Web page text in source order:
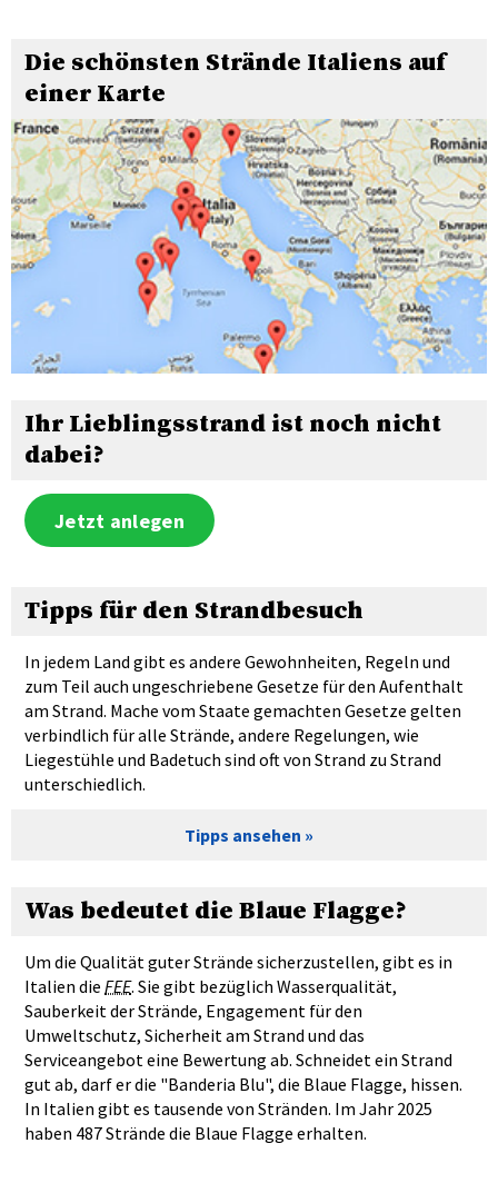
Die schönsten Strände Italiens auf
einer Karte
Ihr Lieblingsstrand ist noch nicht
dabei?
Jetzt anlegen
Tipps für den Strandbesuch
In jedem Land gibt es andere Gewohnheiten, Regeln und
zum Teil auch ungeschriebene Gesetze für den Aufenthalt
am Strand. Mache vom Staate gemachten Gesetze gelten
verbindlich für alle Strände, andere Regelungen, wie
Liegestühle und Badetuch sind oft von Strand zu Strand
unterschiedlich.
Tipps ansehen
Was bedeutet die Blaue Flagge?
Um die Qualität guter Strände sicherzustellen, gibt es in
Italien die FEE. Sie gibt bezüglich Wasserqualität,
Sauberkeit der Strände, Engagement für den
Umweltschutz, Sicherheit am Strand und das
Serviceangebot eine Bewertung ab. Schneidet ein Strand
gut ab, darf er die "Banderia Blu", die Blaue Flagge, hissen.
In Italien gibt es tausende von Stränden. Im Jahr 2025
haben 487 Strände die Blaue Flagge erhalten.